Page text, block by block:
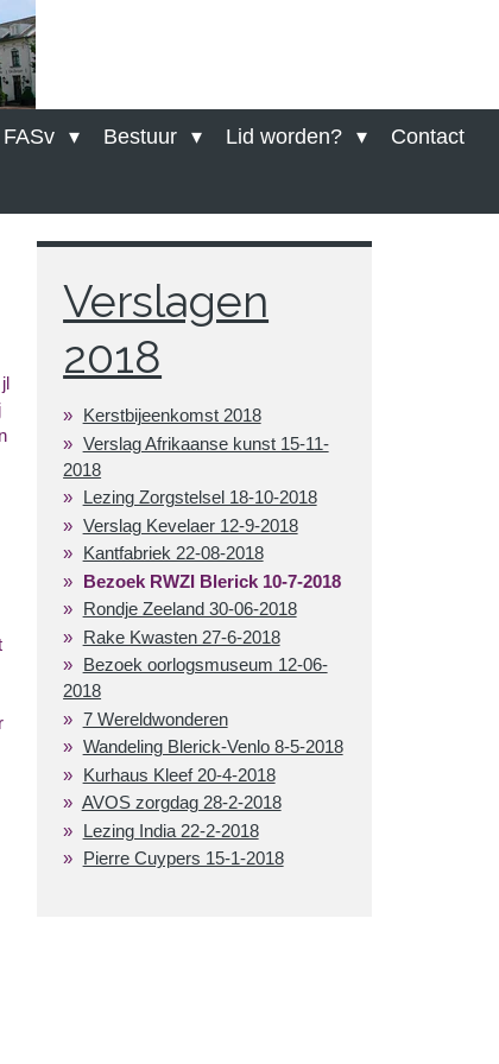
FASv Bestuur Lid worden? Contact
Verslagen
2018
Kerstbijeenkomst 2018
Verslag Afrikaanse kunst 15-11-
2018
Lezing Zorgstelsel 18-10-2018
Verslag Kevelaer 12-9-2018
Kantfabriek 22-08-2018
Bezoek RWZI Blerick 10-7-2018
Rondje Zeeland 30-06-2018
Rake Kwasten 27-6-2018
Bezoek oorlogsmuseum 12-06-
2018
7 Wereldwonderen
Wandeling Blerick-Venlo 8-5-2018
Kurhaus Kleef 20-4-2018
AVOS zorgdag 28-2-2018
Lezing India 22-2-2018
Pierre Cuypers 15-1-2018